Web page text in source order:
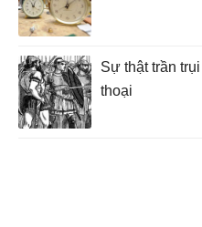
Sự thật trần
thoại